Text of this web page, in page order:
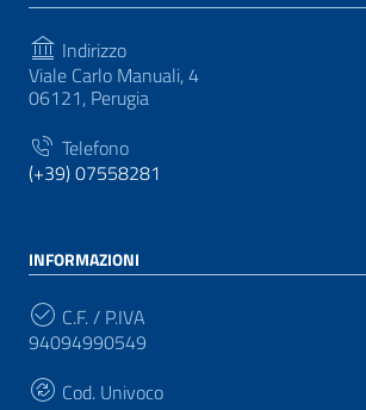
Indirizzo
Viale Carlo Manuali, 4
06121, Perugia
Telefono
(+39) 07558281
INFORMAZIONI
C.F. / P.IVA
94094990549
Cod. Univoco